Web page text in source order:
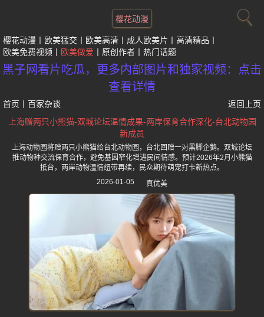
樱花动漫
樱花动漫 欧美猛交 欧美高清 成人欧美片
高清精品
欧美免费视频
欧美做爱 原创作者 热门话题
黑子网看片吃瓜，更多内部图片和独家视频：点击
查看详情
首页 百家杂谈
返回上页
上海赠两只小熊猫-双城论坛温情成果-两岸保育合作深化-台北动物园
新成员
上海动物园将赠两只小熊猫给台北动物园，台北回赠一对黑脚企鹅。双城论坛
推动物种交流保育合作，避免基因窄化增进民间情感。预计2026年2月小熊猫
抵台，两岸动物温情纽带再续，民众期待萌宠打卡新热点。
2026-01-05
真优美